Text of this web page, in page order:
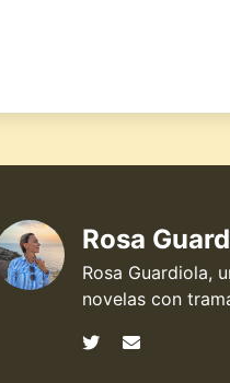
Rosa
Rosa Guardiola,
novelas con